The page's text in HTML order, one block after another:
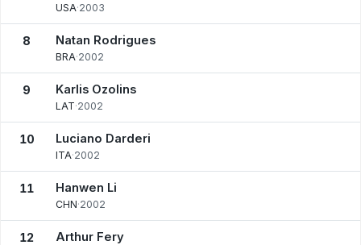
USA·2003
8 Natan Rodrigues
BRA·2002
9 Karlis Ozolins
LAT·2002
10 Luciano Darderi
ITA·2002
11 Hanwen Li
CHN·2002
12 Arthur Fery